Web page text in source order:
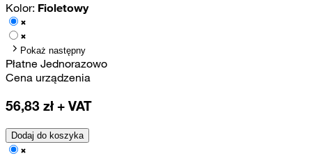
Kolor: Fioletowy
Pokaż następny
Płatne Jednorazowo
Cena urządzenia
56,83 zł + VAT
Dodaj do koszyka